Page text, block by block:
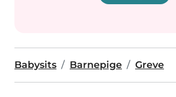
Babysits Barnepige Greve